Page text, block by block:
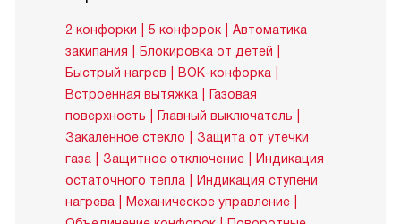
2 конфорки 5 конфорок
Автоматика
закипания
Блокировка от детей
Быстрый нагрев
ВОК-конфорка
Встроенная вытяжка
Газовая
поверхность
Главный выключатель
Закаленное стекло
Защита от утечки
газа
Защитное отключение
Индикация
остаточного тепла
Индикация ступени
нагрева
Механическое управление